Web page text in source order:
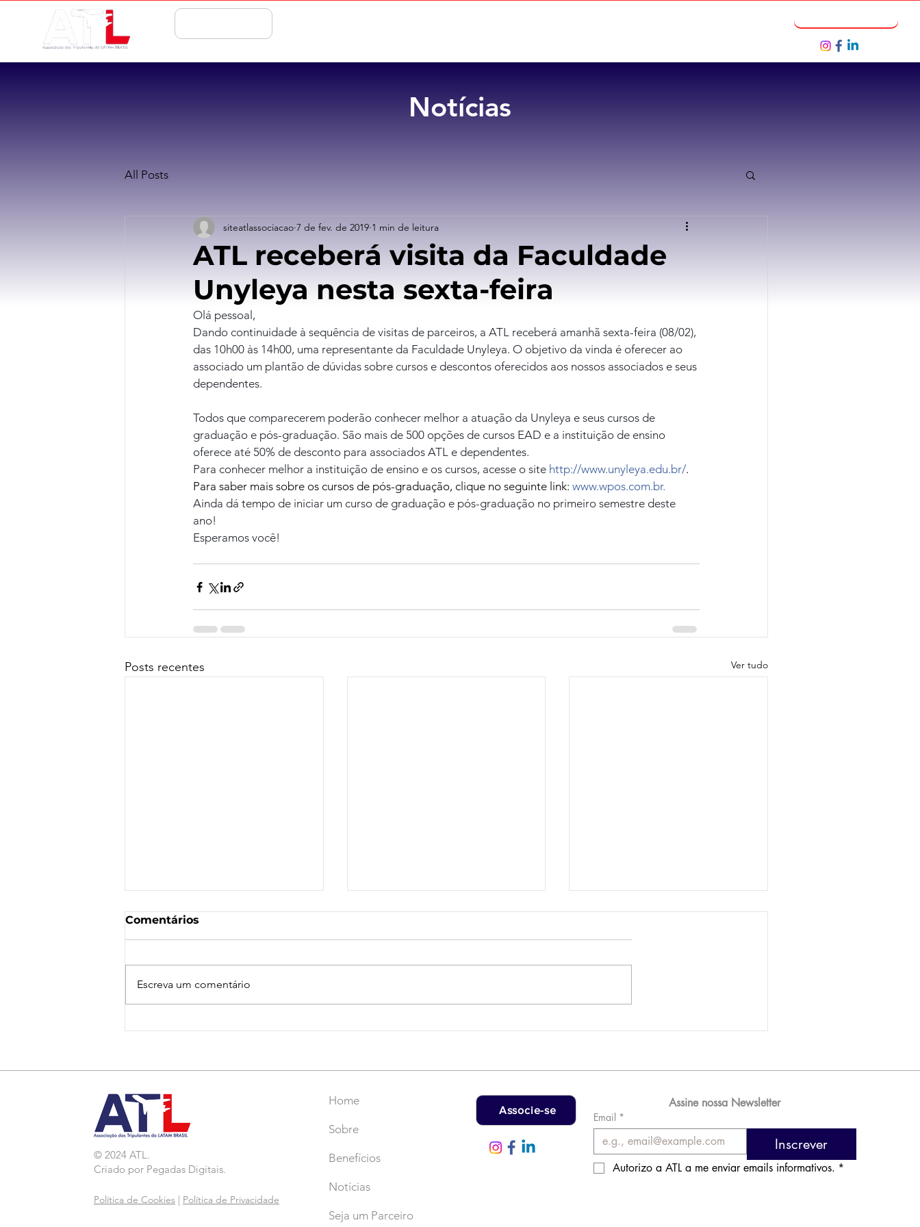
Notícias
All Posts
ATL receberá visita da Faculdade
Unyleya nesta sexta-feira
siteatlassociacao 7 de fev. de 2019 1 min de leitura
Olá pessoal,
Dando continuidade à sequência de visitas de parceiros, a ATL receberá amanhã sexta-feira (08/02),
das 10h00 às 14h00, uma representante da Faculdade Unyleya. O objetivo da vinda é oferecer ao
associado um plantão de dúvidas sobre cursos e descontos oferecidos aos nossos associados e seus
dependentes.
Todos que comparecerem poderão conhecer melhor a atuação da Unyleya e seus cursos de
graduação e pós-graduação. São mais de 500 opções de cursos EAD e a instituição de ensino
oferece até 50% de desconto para associados ATL e dependentes.
Para conhecer melhor a instituição de ensino e os cursos, acesse o site http://www.unyleya.edu.br/.
Para saber mais sobre os cursos de pós-graduação, clique no seguinte link: www.wpos.com.br.
Ainda dá tempo de iniciar um curso de graduação e pós-graduação no primeiro semestre deste
ano!
Esperamos você!
Posts recentes Ver tudo
Comentários
Escreva um comentário
© 2024 ATL.
Criado por Pegadas Digitais.
Política de Cookies Política de Privacidade
Home
Sobre
Benefícios
Notícias
Seja um Parceiro
Associe-se
Assine nossa Newsletter
Email *
Inscrever
Autorizo a ATL a me enviar emails informativos. *